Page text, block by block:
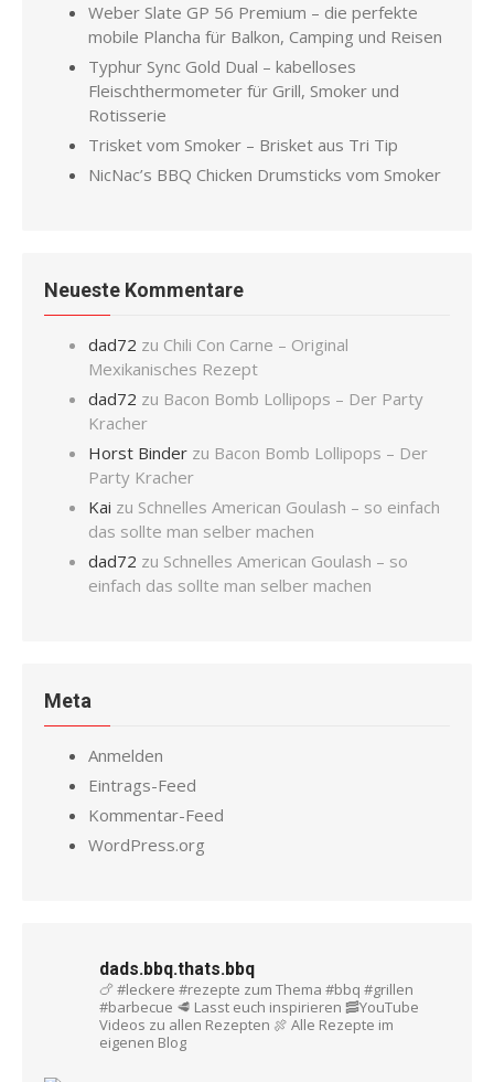
Weber Slate GP 56 Premium – die perfekte
mobile Plancha für Balkon, Camping und Reisen
Typhur Sync Gold Dual – kabelloses
Fleischthermometer für Grill, Smoker und
Rotisserie
Trisket vom Smoker – Brisket aus Tri Tip
NicNac’s BBQ Chicken Drumsticks vom Smoker
Neueste Kommentare
dad72 zu Chili Con Carne – Original
Mexikanisches Rezept
dad72 zu Bacon Bomb Lollipops – Der Party
Kracher
Horst Binder zu Bacon Bomb Lollipops – Der
Party Kracher
Kai zu Schnelles American Goulash – so einfach
das sollte man selber machen
dad72 zu Schnelles American Goulash – so
einfach das sollte man selber machen
Meta
Anmelden
Eintrags-Feed
Kommentar-Feed
WordPress.org
dads.bbq.thats.bbq
🍗 #leckere #rezepte zum Thema #bbq #grillen
#barbecue 🥩 Lasst euch inspirieren 🥓YouTube
Videos zu allen Rezepten 🍖 Alle Rezepte im
eigenen Blog